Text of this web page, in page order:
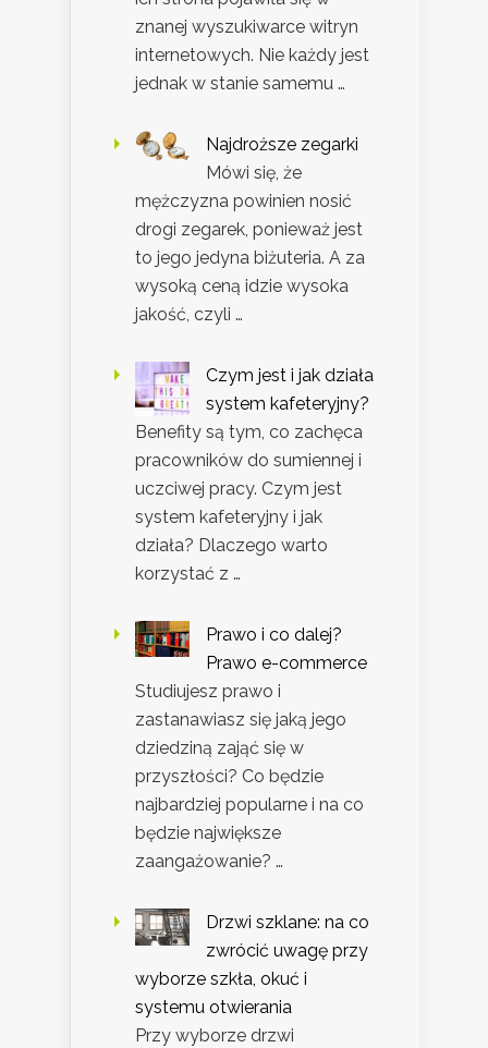
znanej wyszukiwarce witryn
internetowych. Nie każdy jest
jednak w stanie samemu …
Najdroższe zegarki
Mówi się, że
mężczyzna powinien nosić
drogi zegarek, ponieważ jest
to jego jedyna biżuteria. A za
wysoką ceną idzie wysoka
jakość, czyli …
Czym jest i jak działa
system kafeteryjny?
Benefity są tym, co zachęca
pracowników do sumiennej i
uczciwej pracy. Czym jest
system kafeteryjny i jak
działa? Dlaczego warto
korzystać z …
Prawo i co dalej?
Prawo e-commerce
Studiujesz prawo i
zastanawiasz się jaką jego
dziedziną zająć się w
przyszłości? Co będzie
najbardziej popularne i na co
będzie największe
zaangażowanie? …
Drzwi szklane: na co
zwrócić uwagę przy
wyborze szkła, okuć i
systemu otwierania
Przy wyborze drzwi